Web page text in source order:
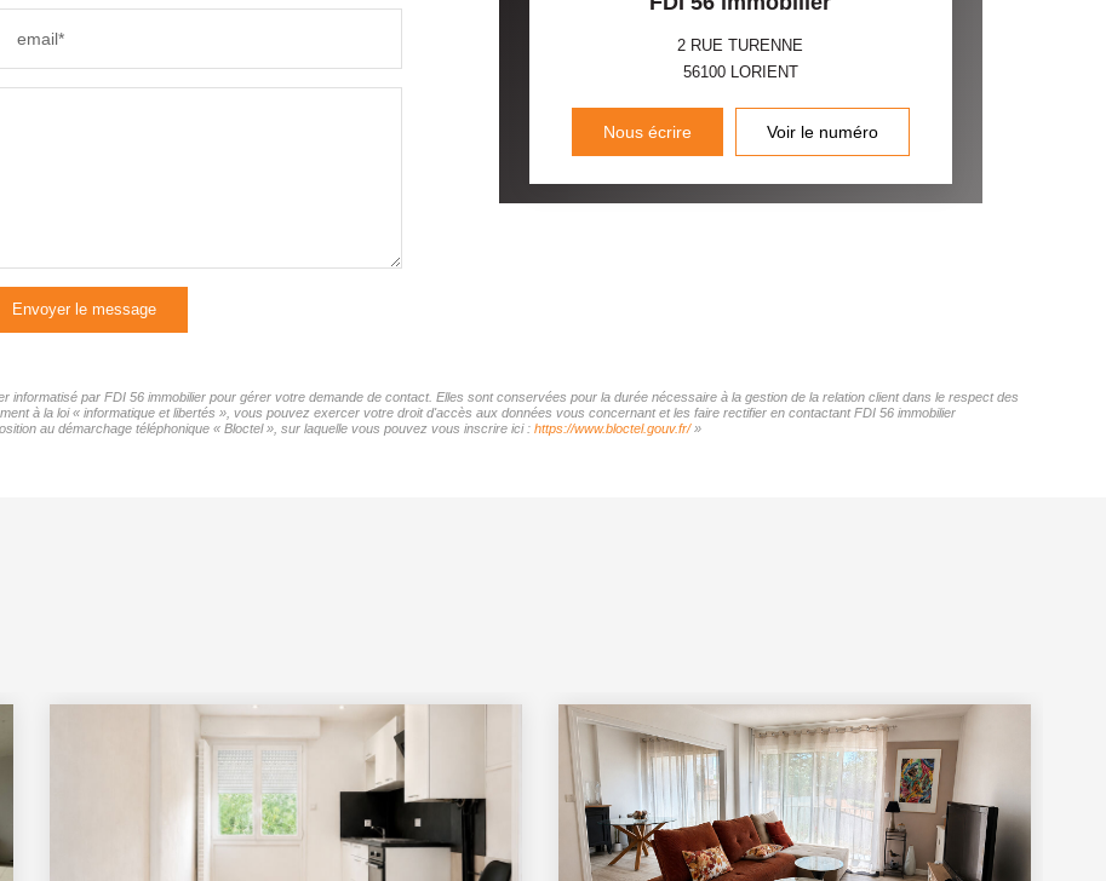
email*
Envoyer le message
2 RUE TURENNE
56100 LORIENT
Nous écrire Voir le numéro
par FDI 56 immobilier pour gérer votre demande de contact. Elles sont conservées pour la durée nécessaire à la gestion de la relation client dans le respect des
à la loi « informatique et libertés », vous pouvez exercer votre droit d'accès aux données vous concernant et les faire rectifier en contactant FDI 56 immobilier
au démarchage téléphonique « Bloctel », sur laquelle vous pouvez vous inscrire ici : https://www.bloctel.gouv.fr/»